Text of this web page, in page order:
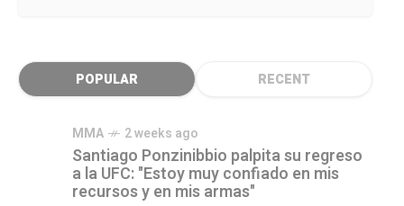
POPULAR RECENT
MMA 2 weeks ago
Santiago Ponzinibbio palpita su regreso
a la UFC: "Estoy muy confiado en mis
recursos y en mis armas"